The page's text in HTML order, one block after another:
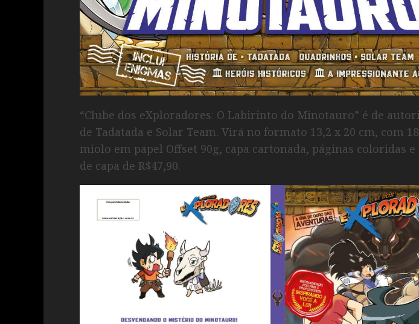
“Clube dos eXploradores: O Labirinto do Minotauro” é de
de Tadatada e Solar Team. Virá no formato 13,2 x 20 cm, com
miolo em papel Offset 90g, capa cartonada, páginas coloridas
de capa de R$47,90.